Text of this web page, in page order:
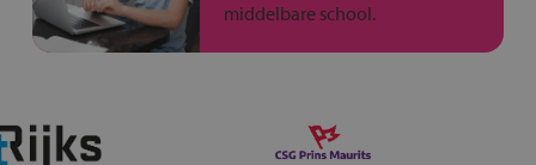
middelbare school.